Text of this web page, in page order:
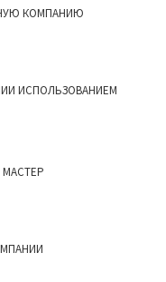
КОМПАНИЮ
ИСПОЛЬЗОВАНИЕМ